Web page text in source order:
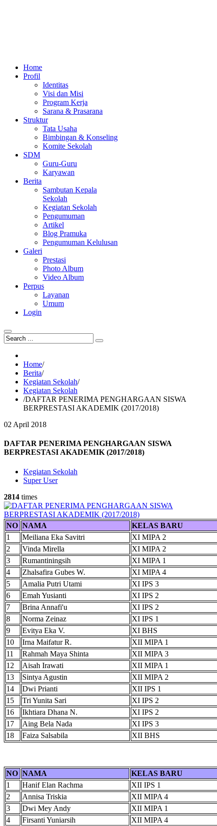
Home
Profil
Identitas
Visi dan Misi
Program Kerja
Sarana & Prasarana
Struktur
Tata Usaha
Bimbingan & Konseling
Komite Sekolah
SDM
Guru-Guru
Karyawan
Berita
Sambutan Kepala
Sekolah
Kegiatan Sekolah
Pengumuman
Artikel
Blog Pramuka
Pengumuman Kelulusan
Galeri
Prestasi
Photo Album
Video Album
Perpus
Layanan
Umum
Login
Home/
Berita/
Kegiatan Sekolah/
Kegiatan Sekolah
/DAFTAR PENERIMA PENGHARGAAN SISWA
BERPRESTASI AKADEMIK (2017/2018)
02 April 2018
DAFTAR PENERIMA PENGHARGAAN SISWA
BERPRESTASI AKADEMIK (2017/2018)
Kegiatan Sekolah
Super User
2814 times
NO NAMA
KELAS BARU
1
Meiliana Eka Savitri
XI MIPA 2
2
Vinda Mirella
XI MIPA 2
3
Rumantiningsih
XI MIPA 1
4
Zhalsafira Gubes W.
XI MIPA 4
5
Amalia Putri Utami
XI IPS 3
6
Emah Yusianti
XI IPS 2
7
Brina Annafi'u
XI IPS 2
8
Norma Zeinaz
XI IPS 1
9
Evitya Eka V.
XI BHS
10
Irna Maifatur R.
XII MIPA 1
11
Rahmah Maya Shinta
XII MIPA 3
12
Aisah Irawati
XII MIPA 1
13
Sintya Agustin
XII MIPA 2
14
Dwi Prianti
XII IPS 1
15
Tri Yunita Sari
XI IPS 2
16
Ikhtiara Dhana N.
XI IPS 2
17
Aing Bela Nada
XI IPS 3
18
Faiza Salsabila XII BHS
NO NAMA
KELAS BARU
1
Hanif Elan Rachma
XII IPS 1
2
Annisa Triskia
XII MIPA 4
3
Dwi Mey Andy
XII MIPA 1
4
Firsanti Yuniarsih
XII MIPA 4